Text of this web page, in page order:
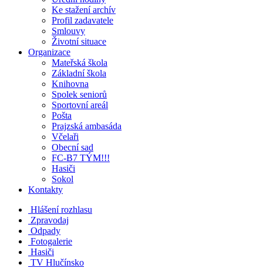
Ke stažení archív
Profil zadavatele
Smlouvy
Životní situace
Organizace
Mateřská škola
Základní škola
Knihovna
Spolek seniorů
Sportovní areál
Pošta
Prajzská ambasáda
Včelaři
Obecní sad
FC-B7 TÝM!!!
Hasiči
Sokol
Kontakty
Hlášení rozhlasu
Zpravodaj
Odpady
Fotogalerie
Hasiči
TV Hlučínsko